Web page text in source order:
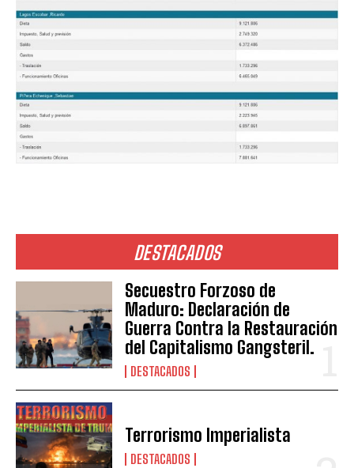
DESTACADOS
Secuestro Forzoso de
Maduro: Declaración de
Guerra Contra la Restauración
del Capitalismo Gangsteril.
DESTACADOS
Terrorismo Imperialista
DESTACADOS